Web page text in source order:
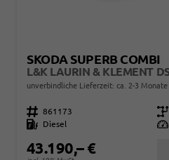
SKODA SUPERB COMBI
unverbindliche Lieferzeit: ca. 2-3 Monate
Fahrzeugnr. 861173 Getriebe
Kraftstoff
Diesel Leistung
43.190,– €